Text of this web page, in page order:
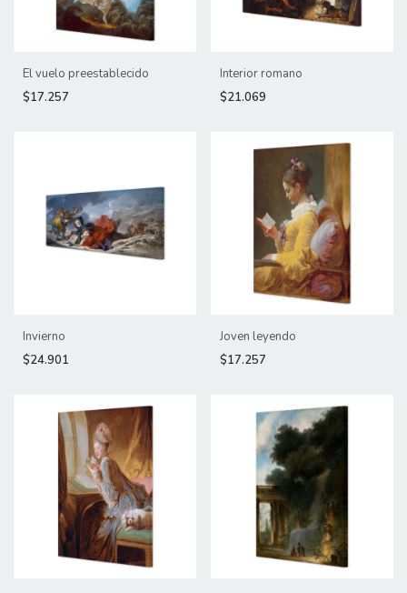
El vuelo preestablecido
$17.257
Interior romano
$21.069
Invierno
$24.901
Joven leyendo
$17.257